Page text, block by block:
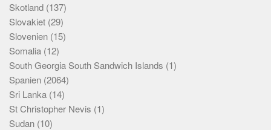
Skotland (137)
Slovakiet (29)
Slovenien (15)
Somalia (12)
South Georgia South Sandwich Islands (1)
Spanien (2064)
Sri Lanka (14)
St Christopher Nevis (1)
Sudan (10)